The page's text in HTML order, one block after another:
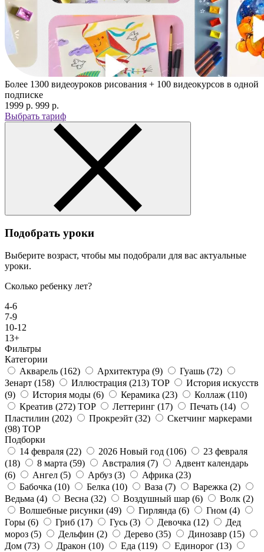
Более 1300 видеоуроков рисования + 100 видеокурсов в одной
подписке
1999 p. 999 p.
Выбрать тариф
Подобрать уроки
Выберите возраст, чтобы мы подобрали для вас актуальные
уроки.
Сколько ребенку лет?
4-6
7-9
10-12
13+
Фильтры
Категории
Акварель (162) Архитектура (9) Гуашь (72)
Зенарт (158) Иллюстрация (213) TOP
История искусств
(9)
История моды (6) Керамика (23) Коллаж (110)
Креатив (272) TOP Леттеринг (17) Печать (14)
Пластилин (202) Прокреэйт (32)
Скетчинг маркерами
(98) TOP
Подборки
14 февраля (22) 2026 Новый год (106)
23 февраля
(18)
8 марта (59) Австралия (7)
Адвент календарь
(6)
Ангел (5) Арбуз (3) Африка (23)
Бабочка (10) Белка (10) Ваза (7) Варежка (2)
Ведьма (4) Весна (32) Воздушный шар (6) Волк (2)
Волшебные рисунки (49) Гирлянда (6) Гном (4)
Горы (6) Гриб (17) Гусь (3) Девочка (12)
Дед
мороз (5) Дельфин (2) Дерево (35) Динозавр (15)
Дом (73) Дракон (10) Еда (119) Единорог (13)